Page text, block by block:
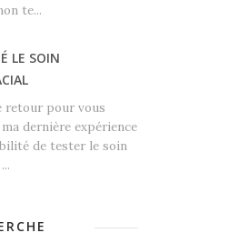
te...
LE SOIN
retour pour vous
dernière expérience
de tester le soin